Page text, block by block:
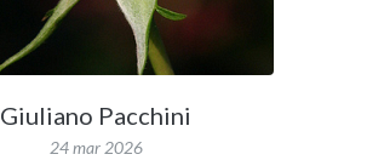
Giuliano Pacchini
24 mar 2026